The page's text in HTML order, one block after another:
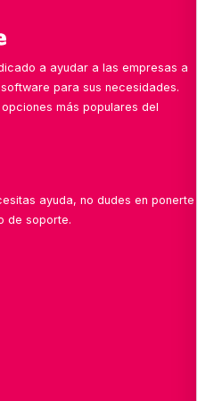
a ayudar a las empresas a
para sus necesidades.
más populares del
ayuda, no dudes en ponerte
de soporte.